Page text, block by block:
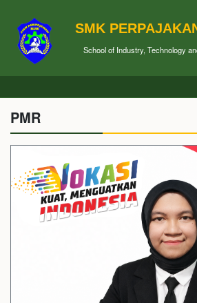
SMK
School of Industry, Technology
PMR